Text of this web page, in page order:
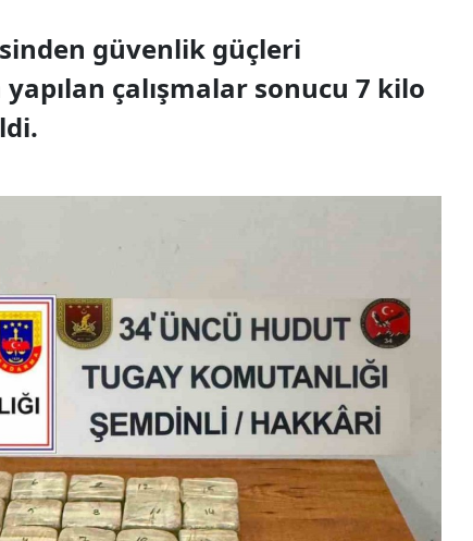
güvenlik güçleri
çalışmalar sonucu 7 kilo